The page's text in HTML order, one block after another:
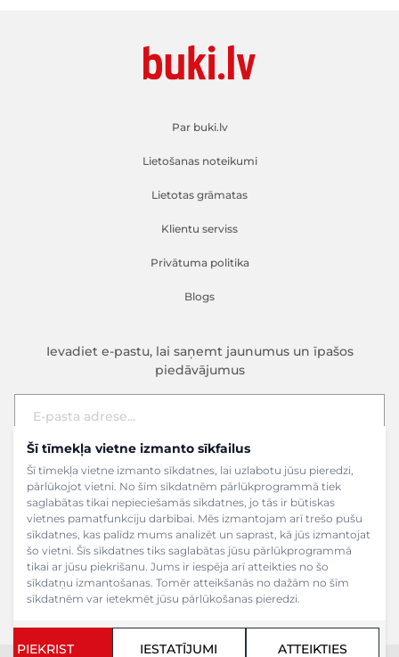
Šī tīmekļa vietne izmanto sīkfailus
Šī tīmekļa vietne izmanto sīkdatnes, lai uzlabotu jūsu pieredzi,
pārlūkojot vietni. No šīm sīkdatnēm pārlūkprogrammā tiek
saglabātas tikai nepieciešamās sīkdatnes, jo tās ir būtiskas
vietnes pamatfunkciju darbībai. Mēs izmantojam arī trešo pušu
sīkdatnes, kas palīdz mums analizēt un saprast, kā jūs izmantojat
šo vietni. Šīs sīkdatnes tiks saglabātas jūsu pārlūkprogrammā
tikai ar jūsu piekrišanu. Jums ir iespēja arī atteikties no šo
sīkdatņu izmantošanas. Tomēr atteikšanās no dažām no šīm
sīkdatnēm var ietekmēt jūsu pārlūkošanas pieredzi.
PIEKRIST IESTATĪJUMI ATTEIKTIES
Par buki.lv
Lietošanas noteikumi
Lietotas grāmatas
Klientu serviss
Privātuma politika
Blogs
Ievadiet e-pastu, lai saņemt jaunumus un īpašos
piedāvājumus
E-pasta adrese
Pieteikties